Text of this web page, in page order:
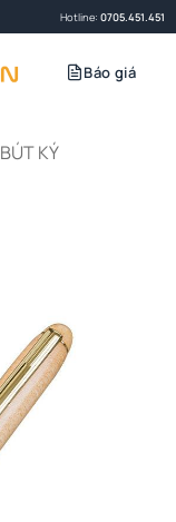
Hotline: 0705.451.451
Báo giá
BÚT KÝ